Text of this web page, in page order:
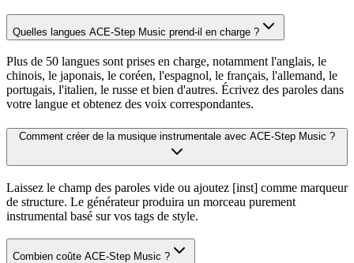
Quelles langues ACE-Step Music prend-il en charge ?
Plus de 50 langues sont prises en charge, notamment l'anglais, le
chinois, le japonais, le coréen, l'espagnol, le français, l'allemand, le
portugais, l'italien, le russe et bien d'autres. Écrivez des paroles dans
votre langue et obtenez des voix correspondantes.
Comment créer de la musique instrumentale avec ACE-Step Music ?
Laissez le champ des paroles vide ou ajoutez [inst] comme marqueur
de structure. Le générateur produira un morceau purement
instrumental basé sur vos tags de style.
Combien coûte ACE-Step Music ?